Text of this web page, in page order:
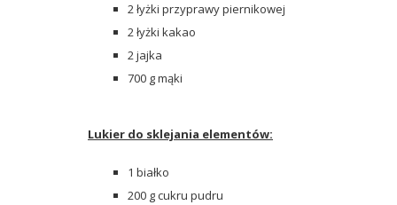
2 łyżki przyprawy piernikowej
2 łyżki kakao
2 jajka
700 g mąki
Lukier do sklejania elementów:
1 białko
200 g cukru pudru